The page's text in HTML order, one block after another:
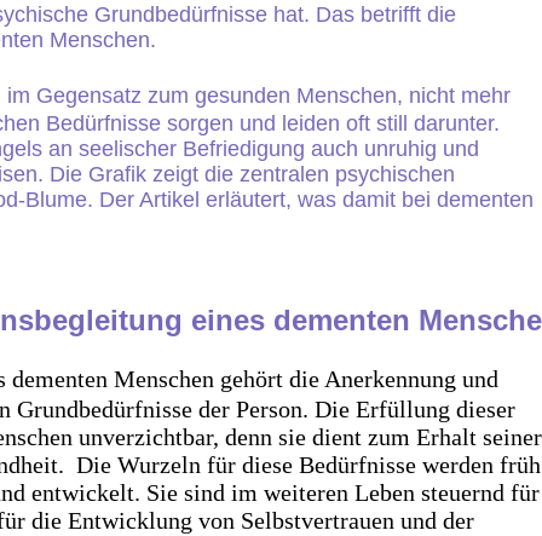
Grundbedürfnisse hat. Das betrifft die
Menschen.
Gegensatz zum gesunden Menschen, nicht mehr
Bedürfnisse sorgen und leiden oft still darunter.
an seelischer Befriedigung auch unruhig und
Die Grafik zeigt die zentralen psychischen
Blume. Der Artikel erläutert, was damit bei dementen
eines dementen
Menschen gehört die Anerkennung und
Grundbedürfnisse der Person. Die Erfüllung dieser
unverzichtbar, denn sie dient zum Erhalt seiner
Die Wurzeln für diese Bedürfnisse werden früh
entwickelt. Sie sind im weiteren Leben steuernd für
die Entwicklung von Selbstvertrauen und der